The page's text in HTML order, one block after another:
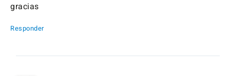
gracias
Responder